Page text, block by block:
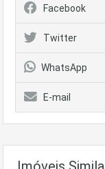
Facebook
Twitter
WhatsApp
E-mail